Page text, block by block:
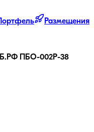
Портфель
Размещения
ПБО-002Р-38